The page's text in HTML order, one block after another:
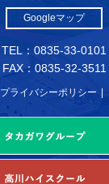
Googleマップ
TEL：0835-33-0101
FAX：0835-32-3511
プライバシーポリシー